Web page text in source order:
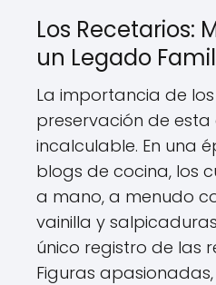
Los Recetarios:
un Legado
La importancia de los
preservación de esta
incalculable. En una
blogs de cocina, los
a mano, a menudo
vainilla y
único registro de las
Figuras